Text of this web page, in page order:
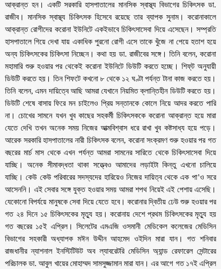
আক্রান্ত হন। একটি সরকারি হাসপাতালের মানসিক স্বাস্থ্য বিভাগের চিকিৎসক ডা.
রাজীব। মানসিক স্বাস্থ্য চিকিৎসক হিসেবে রয়েছে তার ব্যাপক সুনাম। করোনাকালে
আক্রান্ত রোগীদের করোনা ইউনিটে একইভাবে চিকিৎসাসেবা দিয়ে এসেছেন। সম্প্রতি
হাসপাতালে গিয়ে দেখা যায় একাধিক পুরনো রোগী এসে তাকে খুঁজে না পেয়ে হতাশ হয়ে
অন্য চিকিৎসকের চিকিৎসা নিচ্ছেন। কথা হয় ডা. রাজীবের সঙ্গে। তিনি বলেন, করোনা
মহামারি শুরু হওয়ার পর থেকেই করোনা ইউনিটে ডিউটি করতে হচ্ছে। শিফ্‌ট অনুযায়ী
ডিউটি করতে হয়। তিন শিফটে কখনো ৮ থেকে ১২ ঘণ্টা পর্যন্ত টানা কাজ করতে হয়।
তিনি বলেন, এমন দায়িত্বে আছি আমরা যেখানে নিয়মিত ক্লান্তিহীন ডিউটি করতে হয়।
ডিউটি শেষে বাসায় ফিরে মন চাইলেও প্রিয় সন্তানকে কোলে নিয়ে আদর করতে পারি
না। চোখের সামনে যখন খুব কাছের সহকর্মী চিকিৎসককে করোনা আক্রান্ত হয়ে মারা
যেতে দেখি তখন অনেক সময় নিজের আত্মবিশ্বাস ধরে রাখা খুব কষ্টসাধ্য হয়ে পড়ে।
আরেক সরকারি হাসপাতালের নারী চিকিৎসক বলেন, করোনা সংক্রমণ শুরু হওয়ার পর গত
বছরের মার্চ মাস থেকে এখন পর্যন্ত আমরা সামনের সারিতে থেকে চিকিৎসাসেবা দিয়ে
যাচ্ছি। অনেক সীমাবদ্ধতা থাকা সত্ত্বেও আমাদের লড়াইটা কিন্তু এখনো চালিয়ে
যাচ্ছি। কেউ কেউ পরিবারের সদস্যদের হারিয়েও নিজের দায়িত্ব থেকে এক পা’ও সরে
আসেননি। এই সেবার সঙ্গে যুক্ত হওয়ার সময় আমরা শপথ নিয়েই এই পেশায় এসেছি।
যেকোনো বিপর্যয়ে মানুষকে সেবা দিয়ে যেতে হবে। করোনার দ্বিতীয় ঢেউ শুরু হওয়ার পর
গত ২৪ দিনে ১৫ চিকিৎসকের মৃত্যু হয়। করোনায় দেশে প্রথম চিকিৎসকের মৃত্যু হয়
গত বছরের ১৫ই এপ্রিল। সিলেটের এমএজি ওসমানী মেডিকেল কলেজের মেডিসিন
বিভাগের সহকারী অধ্যাপক মঈন উদ্দীন আহমেদ ওইদিন মারা যান। গত শনিবার
রাজধানীর ন্যাশনাল ইনস্টিটিউট অব ল্যাবরেটরি মেডিসিন অ্যান্ড রেফারেল সেন্টারের
পরিচালক ডা. আবুল খায়ের মোহাম্মদ সামসুজ্জামান মারা যান। এর আগে গত ১৭ই এপ্রিল